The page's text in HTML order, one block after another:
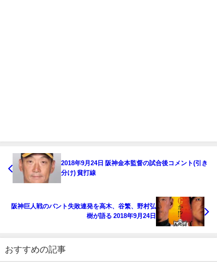
2018年9月24日 阪神金本監督の試合後コメント(引き
分け) 貧打線
阪神巨人戦のバント失敗連発を高木、谷繁、野村弘
樹が語る 2018年9月24日
おすすめの記事